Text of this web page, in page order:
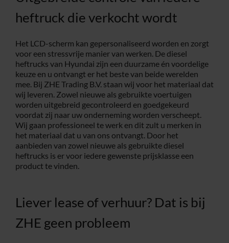
heftruck die verkocht wordt
Het LCD-scherm kan gepersonaliseerd worden en zorgt
voor een stressvrije manier van werken. De diesel
heftrucks van Hyundai zijn een duurzame én voordelige
keuze en u ontvangt er het beste van beide werelden
mee. Bij ZHE Trading B.V. staan wij voor het materiaal dat
wij leveren. Zowel nieuwe als gebruikte voertuigen
worden uitgebreid gecontroleerd en goedgekeurd
voordat zij naar uw onderneming worden verscheept.
Wij gaan professioneel te werk en dit zult u merken in
het materiaal dat u van ons ontvangt. Door het
aanbieden van zowel nieuwe als gebruikte diesel
heftrucks is er voor iedere gewenste prijsklasse een
product te vinden.
Liever lease of verhuur? Dat is bij
ZHE geen probleem